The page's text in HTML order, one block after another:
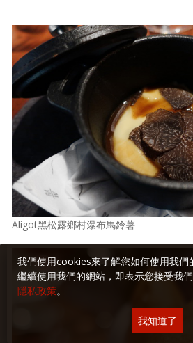
Aligot黑松露鄉村瀑布馬鈴薯
我們使用cookies來了解您如何使用我們
繼續使用我們的網站，即表示您接受我
隱私政策。
我知道了